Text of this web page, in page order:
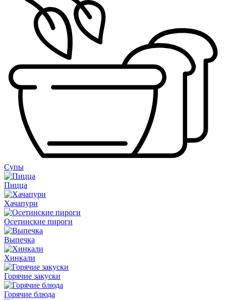
Супы
Пицца
Хачапури
Осетинские пироги
Выпечка
Хинкали
Горячие закуски
Горячие блюда